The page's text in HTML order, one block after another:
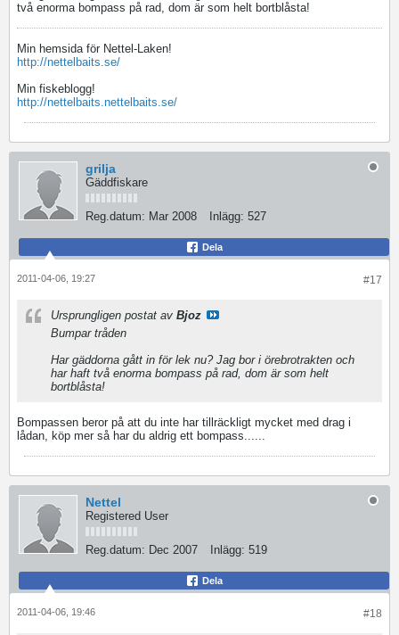
två enorma bompass på rad, dom är som helt bortblåsta!
Min hemsida för Nettel-Laken!
http://nettelbaits.se/
Min fiskeblogg!
http://nettelbaits.nettelbaits.se/
grilja
Gäddfiskare
Reg.datum: Mar 2008 Inlägg: 527
Dela
#17
2011-04-06, 19:27
Ursprungligen postat av Bjoz
Bumpar tråden
Har gäddorna gått in för lek nu? Jag bor i örebrotrakten och
har haft två enorma bompass på rad, dom är som helt
bortblåsta!
Bompassen beror på att du inte har tillräckligt mycket med drag i
lådan, köp mer så har du aldrig ett bompass......
Nettel
Registered User
Reg.datum: Dec 2007 Inlägg: 519
Dela
#18
2011-04-06, 19:46